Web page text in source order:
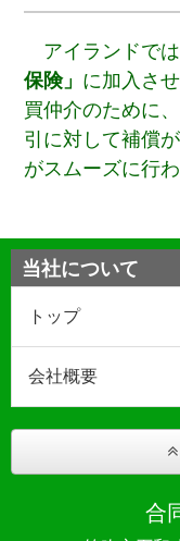
アイランドでは
保険」 に加入さ
買仲介のために
引に対して補償
がスムーズに行わ
当社について
トップ
会社概要
合